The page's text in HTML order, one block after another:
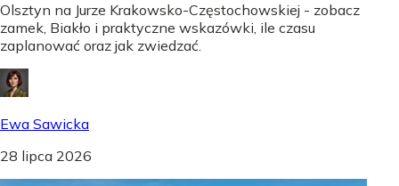
Olsztyn na Jurze Krakowsko-Częstochowskiej - zobacz
zamek, Biakło i praktyczne wskazówki, ile czasu
zaplanować oraz jak zwiedzać.
Ewa Sawicka
28 lipca 2026